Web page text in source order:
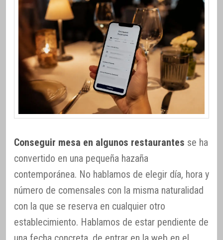
Conseguir mesa en algunos restaurantes se ha
convertido en una pequeña hazaña
contemporánea. No hablamos de elegir día, hora y
número de comensales con la misma naturalidad
con la que se reserva en cualquier otro
establecimiento. Hablamos de estar pendiente de